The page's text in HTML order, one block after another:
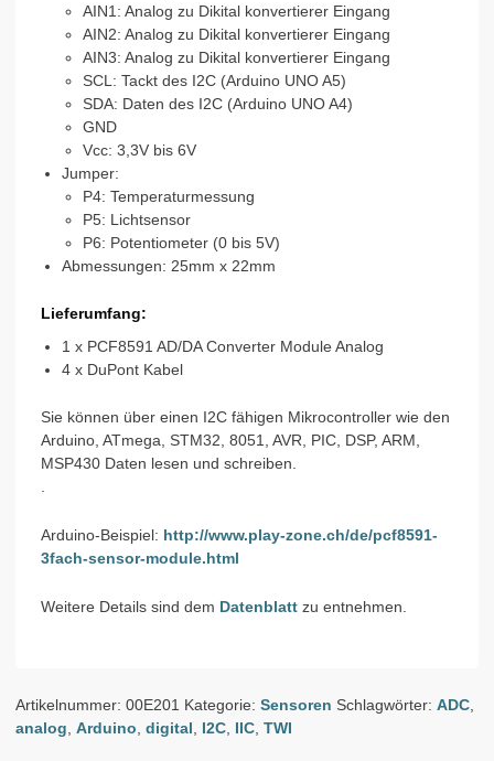
AIN1: Analog zu Dikital konvertierer Eingang
AIN2: Analog zu Dikital konvertierer Eingang
AIN3: Analog zu Dikital konvertierer Eingang
SCL: Tackt des I2C (Arduino UNO A5)
SDA: Daten des I2C (Arduino UNO A4)
GND
Vcc: 3,3V bis 6V
Jumper:
P4: Temperaturmessung
P5: Lichtsensor
P6: Potentiometer (0 bis 5V)
Abmessungen: 25mm x 22mm
Lieferumfang:
1 x PCF8591 AD/DA Converter Module Analog
4 x DuPont Kabel
Sie können über einen I2C fähigen Mikrocontroller wie den
Arduino, ATmega, STM32, 8051, AVR, PIC, DSP, ARM,
MSP430 Daten lesen und schreiben.
.
Arduino-Beispiel: http://www.play-zone.ch/de/pcf8591-
3fach-sensor-module.html
Weitere Details sind dem Datenblattzu entnehmen.
Artikelnummer: 00E201 Kategorie: Sensoren Schlagwörter: ADC
analog Arduino digital I2C IIC TWI